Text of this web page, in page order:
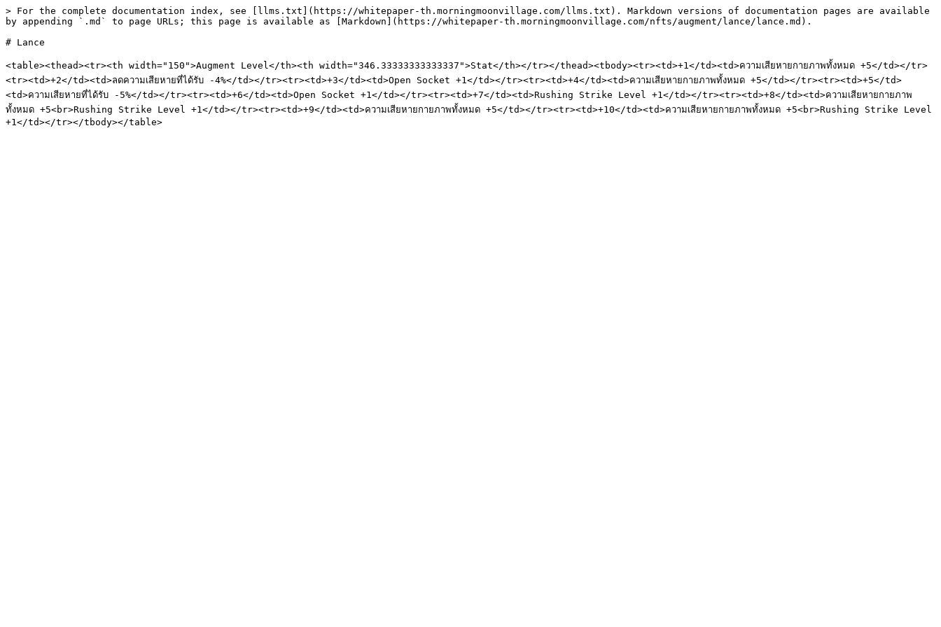
> For the complete documentation index, see [llms.txt](https://whitepaper-th.morningmoonvillage.com/llms.txt). Markdown versions of documentation pages are available
by appending `.md` to page URLs; this page is available as [Markdown](https://whitepaper-th.morningmoonvillage.com/nfts/augment/lance/lance.md).
# Lance
<table><thead><tr><th width="150">Augment Level</th><th width="346.33333333333337">Stat</th></tr></thead><tbody><tr><td>+1</td><td>ความเสียหายกายภาพทั้งหมด +5</td></tr>
<tr><td>+2</td><td>ลดความเสียหายที่ได้รับ -4%</td></tr><tr><td>+3</td><td>Open Socket +1</td></tr><tr><td>+4</td><td>ความเสียหายกายภาพทั้งหมด +5</td></tr><tr><td>+5</td>
<td>ความเสียหายที่ได้รับ -5%</td></tr><tr><td>+6</td><td>Open Socket +1</td></tr><tr><td>+7</td><td>Rushing Strike Level +1</td></tr><tr><td>+8</td><td>ความเสียหายกายภาพ
ทั้งหมด +5<br>Rushing Strike Level +1</td></tr><tr><td>+9</td><td>ความเสียหายกายภาพทั้งหมด +5</td></tr><tr><td>+10</td><td>ความเสียหายกายภาพทั้งหมด +5<br>Rushing Strike Level